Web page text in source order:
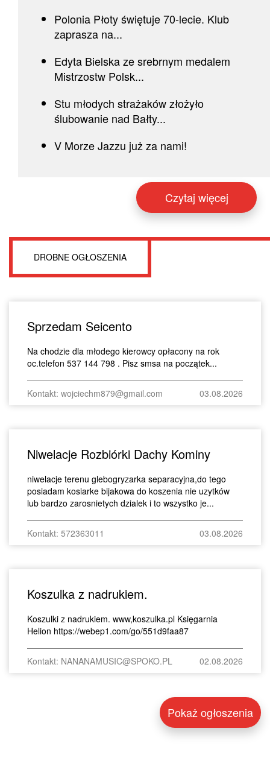
Polonia Płoty świętuje 70-lecie. Klub
zaprasza na...
Edyta Bielska ze srebrnym medalem
Mistrzostw Polsk...
Stu młodych strażaków złożyło
ślubowanie nad Bałty...
V Morze Jazzu już za nami!
Czytaj więcej
DROBNE OGŁOSZENIA
Sprzedam Seicento
Na chodzie dla młodego kierowcy opłacony na rok
oc.telefon 537 144 798 . Pisz smsa na początek...
Kontakt: wojciechm879@gmail.com 03.08.2026
Niwelacje Rozbiórki Dachy Kominy
niwelacje terenu glebogryzarka separacyjna,do tego
posiadam kosiarke bijakowa do koszenia nie uzytków
lub bardzo zarosnietych dzialek i to wszystko je...
Kontakt: 572363011 03.08.2026
Koszulka z nadrukiem.
Koszulki z nadrukiem. www,koszulka.pl Księgarnia
Helion https://webep1.com/go/551d9faa87
Kontakt: NANANAMUSIC@SPOKO.PL 02.08.2026
Pokaż ogłoszenia